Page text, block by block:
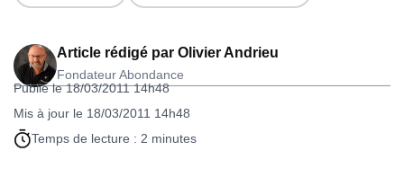
Article rédigé par Olivier Andrieu
Fondateur Abondance
Publié le 18/03/2011 14h48
Mis à jour le 18/03/2011 14h48
Temps de lecture : 2 minutes